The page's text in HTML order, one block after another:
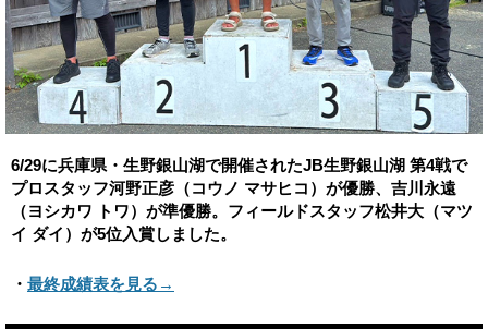
6/29に兵庫県・生野銀山湖で開催されたJB生野銀山湖 第4戦で
プロスタッフ河野正彦（コウノ マサヒコ）が優勝、吉川永遠
（ヨシカワ トワ）が準優勝。フィールドスタッフ松井大（マツ
イ ダイ）が5位入賞しました。
・ 最終成績表を見る→